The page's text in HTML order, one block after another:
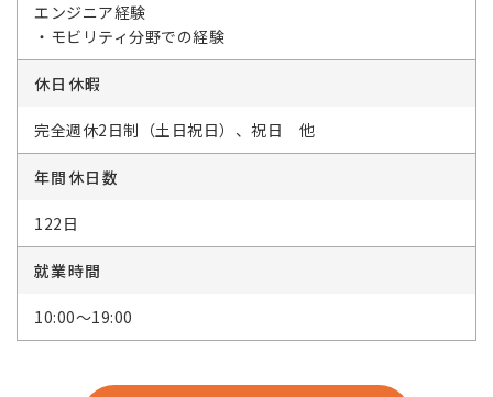
エンジニア経験
・モビリティ分野での経験
休日休暇
完全週休2日制（土日祝日）、祝日 他
年間休日数
122日
就業時間
10:00～19:00